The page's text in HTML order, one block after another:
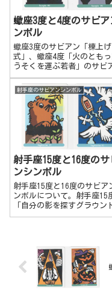
蛇」 縁の深い関係性であ
り、物事や環境に深く関わ
とでの学び。問題が発生し
とスンナリとはいかないか
れませんが、関わりの中で
の思うことを周りに浸透さ
努力をします。
蠍座3度と4度のサビア
ンボル
蠍座3度のサビアン「棟上げ
式」、蠍座4度「火のとも
うそくを運ぶ若者」のサビ
についてです。蠍座3度 棟
式感謝と共に皆で同じ目標
かい、助け合い、協力しな
うまく連携し、それぞれの
を果たしていく。皆で調和
がら、感謝と喜...
射手座のサビアンシンボル
射手座15度と16度のサ
ンシンボル
射手座15度と16度のサビア
ンボルについて。射手座
「自分の影を探すグラウン
ッグ」 相手や周囲の反応
みて、相手が受け入れてく
うになければ、まだ時期早
と引っ込める。人に伝える
は慎重で、どこか臆病な所